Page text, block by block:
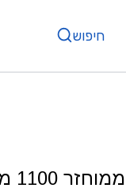
חיפוש
מ”ל מוקה